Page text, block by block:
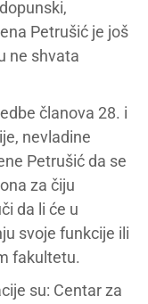
Petrušić je još
ne shvata
članova 28. i
nevladine
Petrušić da se
za čiju
da li će u
svoje funkcije ili
fakultetu.
su: Centar za